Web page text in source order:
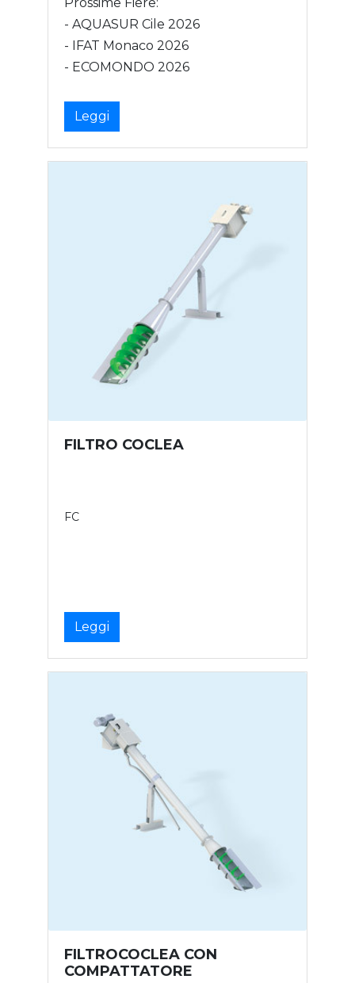
- AQUASUR Cile 2026
- IFAT Monaco 2026
- ECOMONDO 2026
Leggi
FILTRO COCLEA
FC
Leggi
FILTROCOCLEA CON
COMPATTATORE